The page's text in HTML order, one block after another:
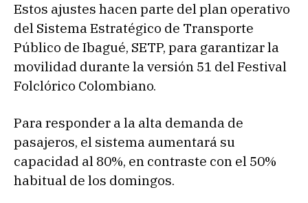
Estos ajustes hacen parte del plan operativo
del Sistema Estratégico de Transporte
Público de Ibagué, SETP, para garantizar la
movilidad durante la versión 51 del Festival
Folclórico Colombiano.
Para responder a la alta demanda de
pasajeros, el sistema aumentará su
capacidad al 80%, en contraste con el 50%
habitual de los domingos.